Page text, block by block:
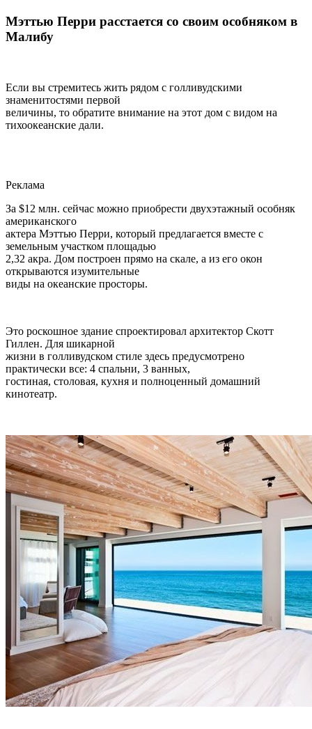
Мэттью Перри расстается со своим особняком в
Малибу
Если вы стремитесь жить рядом с голливудскими
знаменитостями первой
величины, то обратите внимание на этот дом с видом на
тихоокеанские дали.
Реклама
За $12 млн. сейчас можно приобрести двухэтажный особняк
американского
актера Мэттью Перри, который предлагается вместе с
земельным участком площадью
2,32 акра. Дом построен прямо на скале, а из его окон
открываются изумительные
виды на океанские просторы.
Это роскошное здание спроектировал архитектор Скотт
Гиллен. Для шикарной
жизни в голливудском стиле здесь предусмотрено
практически все: 4 спальни, 3 ванных,
гостиная, столовая, кухня и полноценный домашний
кинотеатр.